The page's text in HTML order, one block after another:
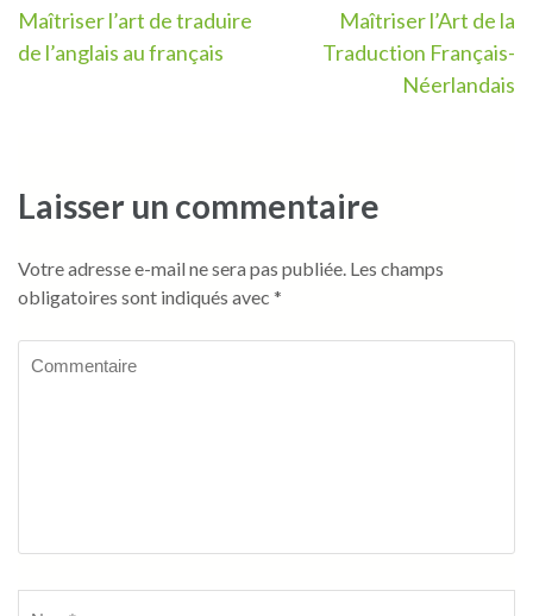
Navigation
Maîtriser l’art de traduire
de l’anglais au français
Maîtriser l’Art de la
Traduction Français-
Néerlandais
Laisser un commentaire
Votre adresse e-mail ne sera pas publiée. Les champs
obligatoires sont indiqués avec *